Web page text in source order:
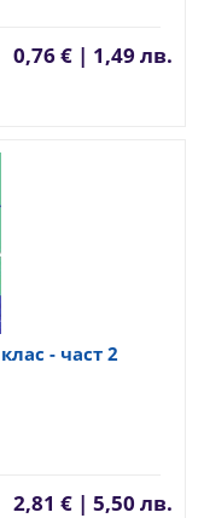
0,76 € | 1,49 лв.
- част 2
2,81 € | 5,50 лв.